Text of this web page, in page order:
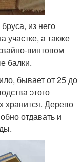
из него
участке, а также
винтовом
балки.
бывает от 25 до
этого
хранится. Дерево
отдавать и